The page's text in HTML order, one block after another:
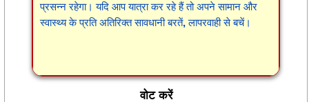
प्रसन्न रहेगा। यदि आप यात्रा कर रहे हैं तो अपने सामान और
स्वास्थ्य के प्रति अतिरिक्त सावधानी बरतें, लापरवाही से बचें।
वोट करें